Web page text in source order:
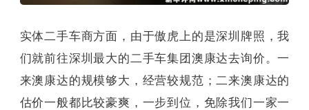
实体二手车商方面，由于傲虎上的是深圳牌照，我
们就前往深圳最大的二手车集团澳康达去询价。一
来澳康达的规模够大，经营较规范；二来澳康达的
估价一般都比较豪爽，一步到位，免除我们一家一